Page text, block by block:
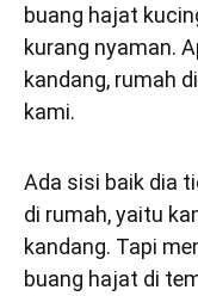
buang hajat
kurang nyaman.
kandang, rumah
kami.
Ada sisi baik dia
di rumah, yaitu
kandang. Tapi
buang hajat di